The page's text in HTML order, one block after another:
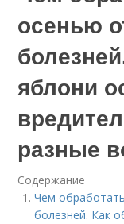
осенью
яблони
разные
Содержание
Чем
болезней. Как